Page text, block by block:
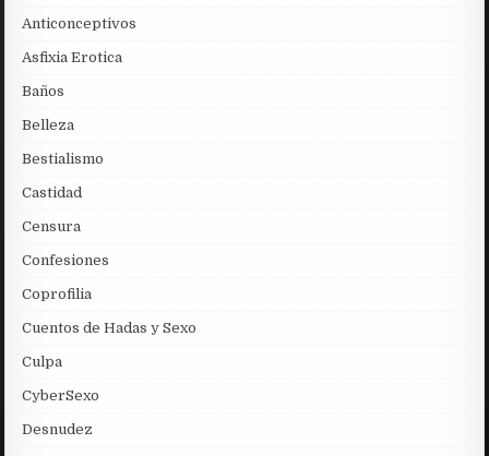
Anticonceptivos
Asfixia Erotica
Baños
Belleza
Bestialismo
Castidad
Censura
Confesiones
Coprofilia
Cuentos de Hadas y Sexo
Culpa
CyberSexo
Desnudez